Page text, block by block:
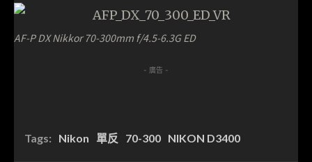
AF-P DX Nikkor 70-300mm f/4.5-6.3G ED
- 廣告 -
Tags: Nikon 單反 70-300 NIKON D3400